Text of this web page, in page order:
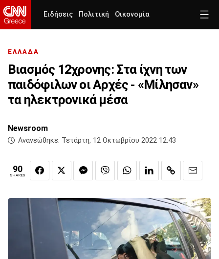
Ειδήσεις Πολιτική Οικονομία
ΕΛΛΑΔΑ
Βιασμός 12χρονης: Στα ίχνη των
παιδόφιλων οι Αρχές - «Μίλησαν»
τα ηλεκτρονικά μέσα
Newsroom
Ανανεώθηκε: Τετάρτη, 12 Οκτωβρίου 2022 12:43
90
SHARES